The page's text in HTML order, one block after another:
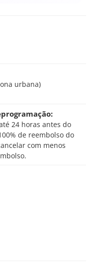
urbana)
de reembolso do
com menos